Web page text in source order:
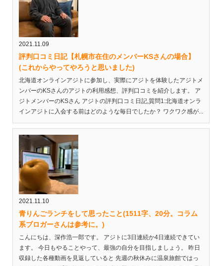
2021.11.09
評判口コミ日記【札幌市在住のメンバーKSさんの場合】
(これからやってやろうと思いました)
北海道オンラインアジトに参加し、実際にアジトを体験したアジトメ
ンバーのKSさんのアジトの利用感想、評判口コミを紹介します。 ア
ジトメンバーのKSさん アジトの評判口コミ日記,質問1:北海道オンラ
インアジトに入会する前はどのような毎日でしたか？ ワクワク感が...
2021.11.10
青りんごランチをして思ったこと(1511字、20分。コラム
系ブロガーさんは参考に。)
こんにちは、深作浩一郎です。 アジトに3日連続か4日連続できてい
ます。 今日もやることやって、最強の自分を目指しましょう。 昨日
収録した各種動画を見返していると 先週の秋休みに温泉旅館ではっ